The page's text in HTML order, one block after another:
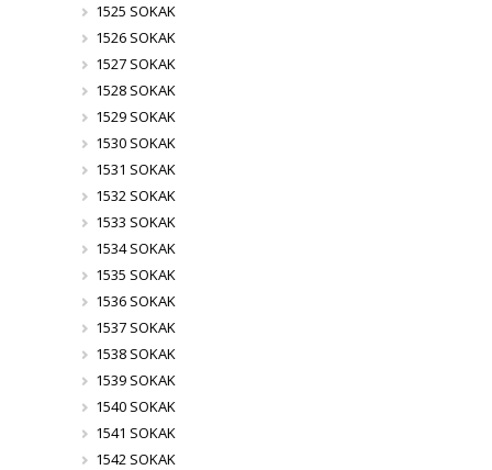
1525 SOKAK
1526 SOKAK
1527 SOKAK
1528 SOKAK
1529 SOKAK
1530 SOKAK
1531 SOKAK
1532 SOKAK
1533 SOKAK
1534 SOKAK
1535 SOKAK
1536 SOKAK
1537 SOKAK
1538 SOKAK
1539 SOKAK
1540 SOKAK
1541 SOKAK
1542 SOKAK